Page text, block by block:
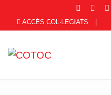
ACCÉS COL·LEGIATS